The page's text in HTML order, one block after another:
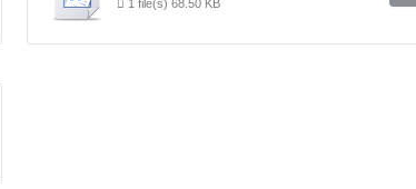
1 file(s) 68.50 KB